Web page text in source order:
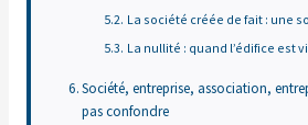
La société créée de fait : une
La nullité : quand l’édifice est
Société, entreprise, association,
pas confondre